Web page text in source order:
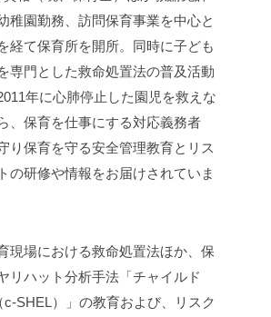
稚園勤務、訪問保育事業を中心と
経て保育所を開所。同時に子ども
専門とした救命処置法の普及活動
年に心肺停止 した園児を救えな
、保育を仕事にする対応義務者
り保育を守る安全管理教育とリス
の研修や情報をお届けされていま
現場における救命処置法ほか、保
リハット分析手法「チャイルド
c-SHEL）」の教育および、リスク